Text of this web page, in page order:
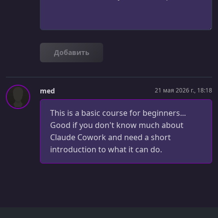
Using Claude Chrome Directly In The Browser
Controlling Claude Chrome From Claude Cowork
Using Claude Chrome Safely - A Word On Prompt
УРОК 29. 00:01:30
Introducing Dispatch
00:05:49
Controlling Claude Cowork From Your Mobile Phone
Letting Cowork Control Your Desktop With "Computer
Добавить
med 21 мая 2026 г., 18:18
This is a basic course for beginners...
Good if you don't know much about
Claude Cowork and need a short
introduction to what it can do.